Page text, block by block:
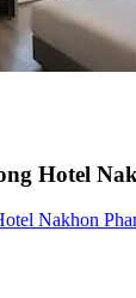
Hotel
Nakhon